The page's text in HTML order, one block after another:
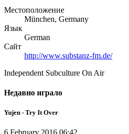
Местоположение
München, Germany
Язык
German
Сайт
http://www.substanz-fm.de/
Independent Subculture On Air
Недавно играло
Yujen - Try It Over